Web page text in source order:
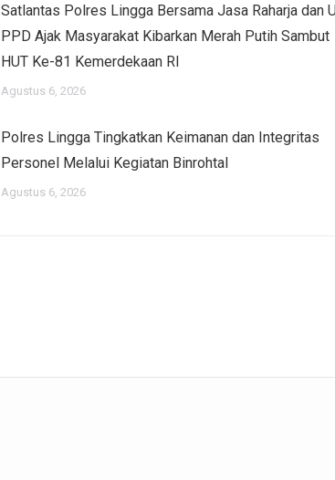
Satlantas Polres Lingga Bersama Jasa Raharja dan
PPD Ajak Masyarakat Kibarkan Merah Putih Sambut
HUT Ke-81 Kemerdekaan RI
Agustus 6, 2026
Polres Lingga Tingkatkan Keimanan dan Integritas
Personel Melalui Kegiatan Binrohtal
Agustus 6, 2026